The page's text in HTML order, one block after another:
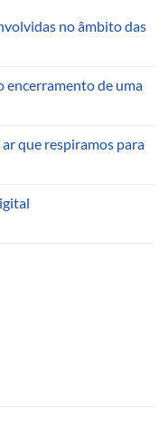
no âmbito das
encerramento de uma
que respiramos para